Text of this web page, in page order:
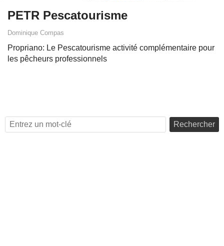
PETR Pescatourisme
Dominique Compas
Propriano: Le Pescatourisme activité complémentaire pour
les pêcheurs professionnels
Rechercher